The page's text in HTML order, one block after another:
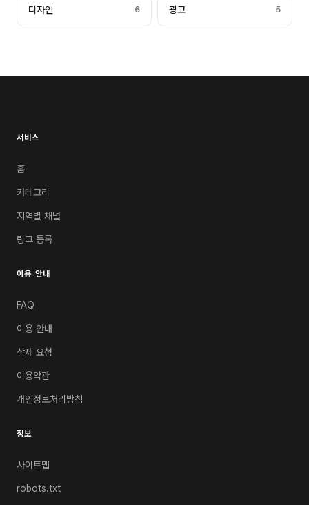
디자인 6 광고 5
서비스
홈
카테고리
지역별 채널
링크 등록
이용 안내
FAQ
이용 안내
삭제 요청
이용약관
개인정보처리방침
정보
사이트맵
robots.txt